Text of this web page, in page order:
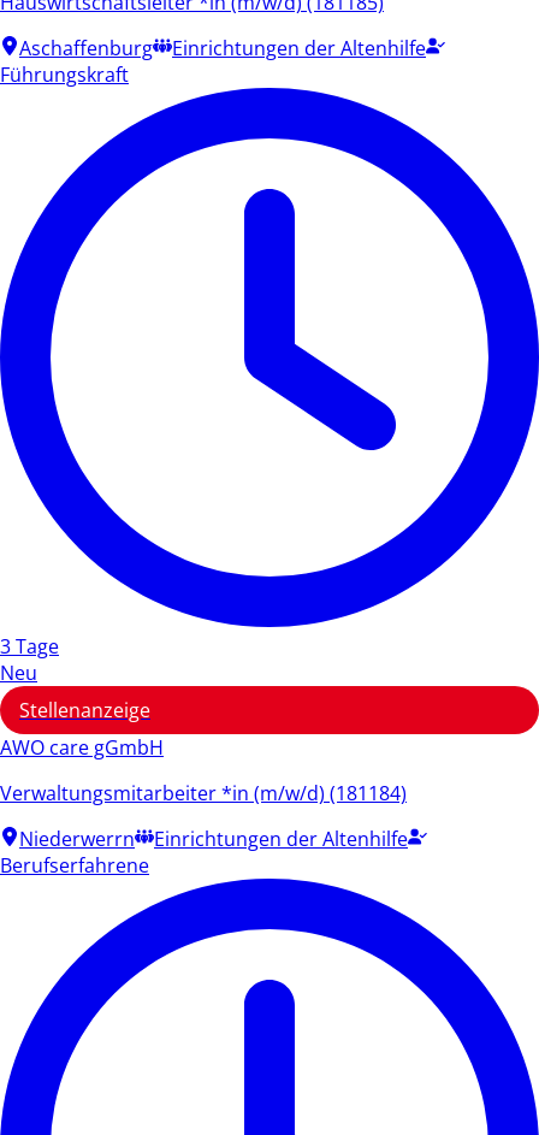
Aschaffenburg
Einrichtungen der Altenhilfe
Führungskraft
3 Tage
Neu
Stellenanzeige
AWO care gGmbH
Verwaltungsmitarbeiter *in (m/w/d) (181184)
Niederwerrn
Einrichtungen der Altenhilfe
Berufserfahrene